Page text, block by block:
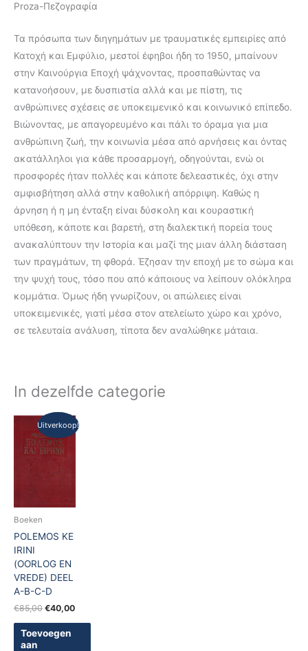
Proza-Πεζογραφία
Τα πρόσωπα των διηγημάτων με τραυματικές εμπειρίες από
Κατοχή και Εμφύλιο, μεστοί έφηβοι ήδη το 1950, μπαίνουν
στην Καινούργια Εποχή ψάχνοντας, προσπαθώντας να
κατανοήσουν, με δυσπιστία αλλά και με πίστη, τις
ανθρώπινες σχέσεις σε υποκειμενικό και κοινωνικό επίπεδο.
Βιώνοντας, με απαγορευμένο και πάλι το όραμα για μια
ανθρώπινη ζωή, την κοινωνία μέσα από αρνήσεις και όντας
ακατάλληλοι για κάθε προσαρμογή, οδηγούνται, ενώ οι
προσφορές ήταν πολλές και κάποτε δελεαστικές, όχι στην
αμφισβήτηση αλλά στην καθολική απόρριψη. Καθώς η
άρνηση ή η μη ένταξη είναι δύσκολη και κουραστική
υπόθεση, κάποτε και βαρετή, στη διαλεκτική πορεία τους
ανακαλύπτουν την Ιστορία και μαζί της μιαν άλλη διάσταση
των πραγμάτων, τη φθορά. Έζησαν την εποχή με το σώμα και
την ψυχή τους, τόσο που από κάποιους να λείπουν ολόκληρα
κομμάτια. Όμως ήδη γνωρίζουν, οι απώλειες είναι
υποκειμενικές, γιατί μέσα στον ατελείωτο χώρο και χρόνο,
σε τελευταία ανάλυση, τίποτα δεν αναλώθηκε μάταια.
In dezelfde categorie
Uitverkoop!
Boeken
POLEMOS KE
IRINI
(OORLOG EN
VREDE) DEEL
A-B-C-D
€85,00
Oorspronkelijke
prijs
was:
€85,00.
€40,00
Huidige
prijs
Toevoegen
aan